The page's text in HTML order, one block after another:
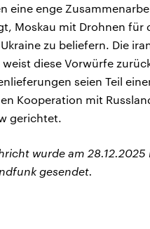
eine enge
Moskau mit Drohnen für
zu beliefern. Die
weist diese Vorwürfe
seien Teil
Kooperation mit
gerichtet.
wurde am
gesendet.